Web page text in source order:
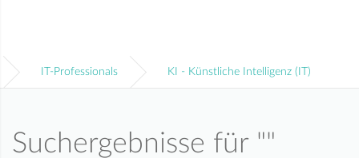
IT-Professionals KI - Künstliche Intelligenz (IT)
Suchergebnisse für ""